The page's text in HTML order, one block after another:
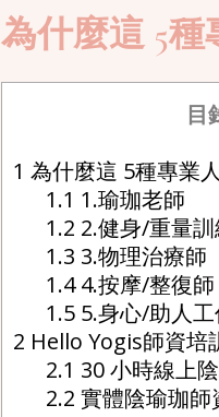
為什麼這 5
目
1 為什麼這 5種專業
1.1 1.瑜珈老師
1.2 2.健身/重量
1.3 3.物理治療師
1.44.按摩/整復師
1.5 5.身心/助人
2 Hello Yogis師資培
2.1 30 小時線上
2.2 實體陰瑜珈師